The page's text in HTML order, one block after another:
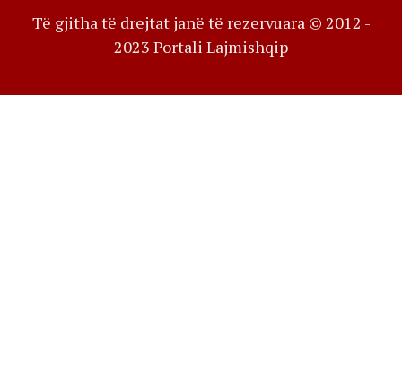
Të gjitha të drejtat janë të rezervuara © 2012 -
2023 Portali Lajmishqip